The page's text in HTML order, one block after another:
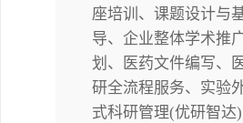
座培训、课题设计与
导、企业整体学术推
划、医药文件编写、
研全流程服务、实验
式科研管理(优研智达